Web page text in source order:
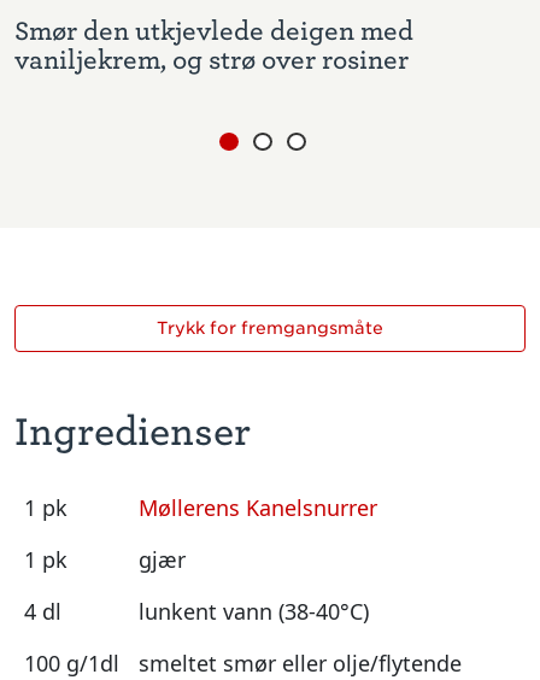
Smør den utkjevlede deigen med
vaniljekrem, og strø over rosiner
Ingredienser
1 pk
Møllerens Kanelsnurrer
1 pk
gjær
4 dl
lunkent vann (38-40°C)
100 g/1dl
smeltet smør eller olje/flytende
Trykk for fremgangsmåte